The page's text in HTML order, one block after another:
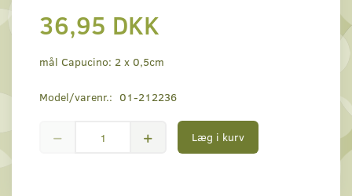
36,95 DKK
mål Capucino: 2 x 0,5cm
Model/varenr.: 01-212236
Læg i kurv